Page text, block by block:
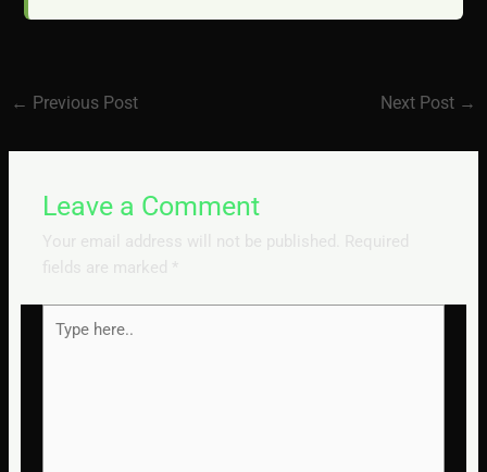
← Previous Post Next Post →
Leave a Comment
Your email address will not be published.
Required
fields are marked
*
here..